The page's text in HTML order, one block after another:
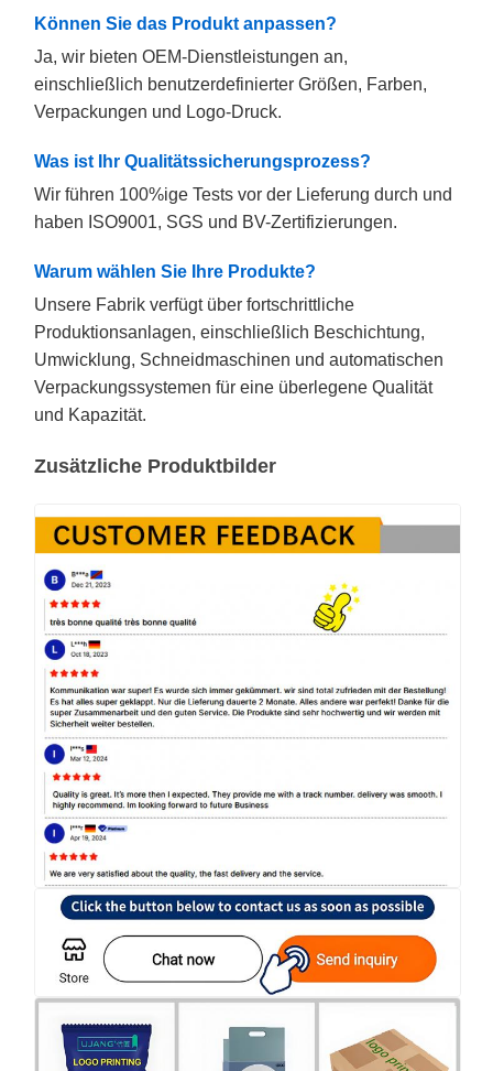
Können Sie das Produkt anpassen?
Ja, wir bieten OEM-Dienstleistungen an,
einschließlich benutzerdefinierter Größen, Farben,
Verpackungen und Logo-Druck.
Was ist Ihr Qualitätssicherungsprozess?
Wir führen 100%ige Tests vor der Lieferung durch und
haben ISO9001, SGS und BV-Zertifizierungen.
Warum wählen Sie Ihre Produkte?
Unsere Fabrik verfügt über fortschrittliche
Produktionsanlagen, einschließlich Beschichtung,
Umwicklung, Schneidmaschinen und automatischen
Verpackungssystemen für eine überlegene Qualität
und Kapazität.
Zusätzliche Produktbilder